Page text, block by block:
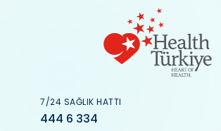
7/24 SAĞLIK HATTI
444 6 334